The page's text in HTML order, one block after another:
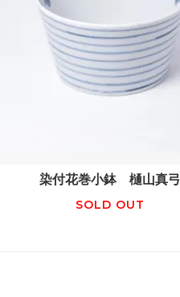
染付花巻小鉢 樋山真弓
SOLD OUT